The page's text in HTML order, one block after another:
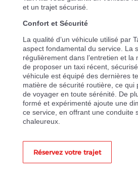
et un trajet sécurisé.
Confort et Sécurité
La qualité d’un véhicule utilisé par
aspect fondamental du service. La
régulièrement dans l’entretien et la
de proposer un taxi récent,
véhicule est équipé des dernières
matière de sécurité routière, ce qui
de voyager en toute sérénité. De
formé et expérimenté ajoute une
ce service, en offrant une conduite
chaleureux.
Réservez votre trajet